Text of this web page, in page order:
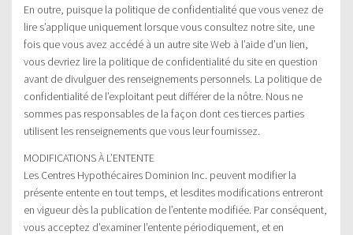
En outre, puisque la politique de confidentialité que vous venez de
lire s’applique uniquement lorsque vous consultez notre site, une
fois que vous avez accédé à un autre site Web à l’aide d’un lien,
vous devriez lire la politique de confidentialité du site en question
avant de divulguer des renseignements personnels. La politique de
confidentialité de l’exploitant peut différer de la nôtre. Nous ne
sommes pas responsables de la façon dont ces tierces parties
utilisent les renseignements que vous leur fournissez.
MODIFICATIONS À L’ENTENTE
Les Centres Hypothécaires Dominion Inc. peuvent modifier la
présente entente en tout temps, et lesdites modifications entreront
en vigueur dès la publication de l’entente modifiée. Par conséquent,
vous acceptez d’examiner l’entente périodiquement, et en